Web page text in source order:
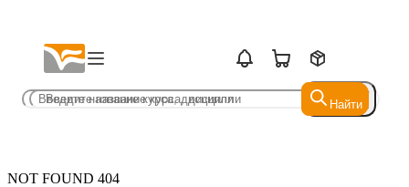
Найти
Найти
NOT FOUND 404